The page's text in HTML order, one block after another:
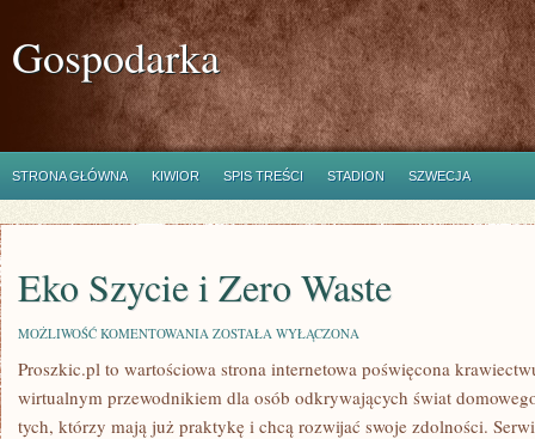
Gospodarka
STRONA GŁÓWNA KIWIOR SPIS TREŚCI STADION SZWECJA
Eko Szycie i Zero Waste
MOŻLIWOŚĆ KOMENTOWANIA EKO
I
WASTE
ZOSTAŁA WYŁĄCZONA
Proszkic.pl to wartościowa strona internetowa poświęcona
wirtualnym przewodnikiem dla osób odkrywających świat
tych, którzy mają już praktykę i chcą rozwijać swoje zdolności.